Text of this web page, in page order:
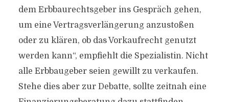
dem Erbbaurechtsgeber ins Gespräch gehen,
um eine Vertragsverlängerung anzustoßen
oder zu klären, ob das Vorkaufrecht genutzt
werden kann“, empfiehlt die Spezialistin. Nicht
alle Erbbaugeber seien gewillt zu verkaufen.
Stehe dies aber zur Debatte, sollte zeitnah eine